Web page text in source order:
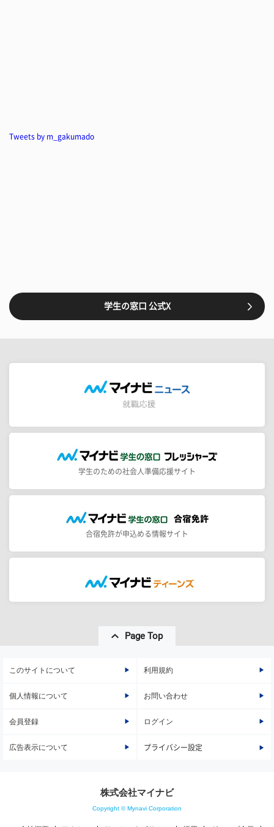
Tweets by m_gakumado
学生の窓口 公式X
学生のための社会人準備応援サイト
合宿免許が申込める情報サイト
Page Top
このサイトについて 利用規約
個人情報について お問い合わせ
会員登録 ログイン
広告表示について プライバシー設定
株式会社マイナビ
Copyright © Mynavi Corporation